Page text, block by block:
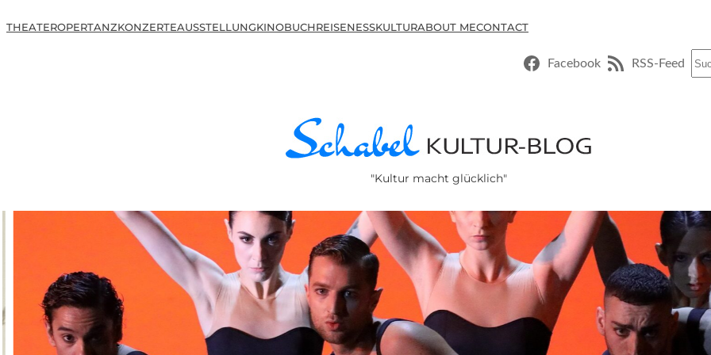
THEATEROPERTANZKONZERTEAUSSTELLUNGKINOBUCHREISENESSKULTURABOUT MECONTACT
Facebook RSS-Feed
"Kultur macht glücklich"